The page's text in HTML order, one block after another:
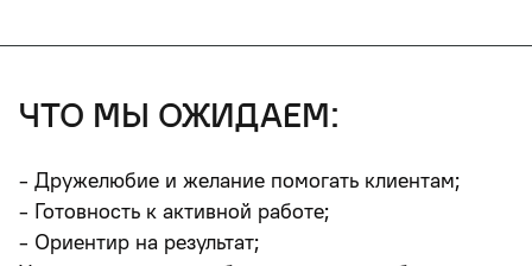
что мы ожидаем:
- Дружелюбие и желание помогать клиентам;
- Готовность к активной работе;
- Ориентир на результат;